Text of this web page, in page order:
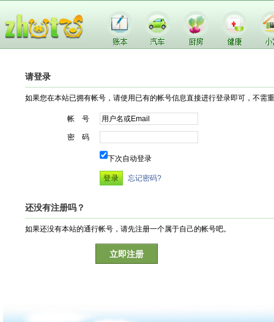
请登录
如果您在本站已拥有帐号，请使用已有的帐号信息直接进行登录即可，不需
帐 号
密 码
下次自动登录
忘记密码?
还没有注册吗？
如果还没有本站的通行帐号，请先注册一个属于自己的帐号吧。
立即注册